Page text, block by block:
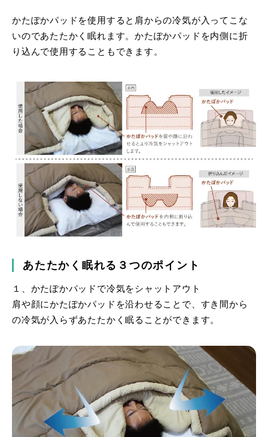
かたぽかパッドを使用すると肩からの冷気が入ってこな
いのであたたかく眠れます。かたぽかパッドを内側に折
り込んで使用することもできます。
あたたかく眠れる３つのポイント
１、かたぽかパッドで冷気をシャットアウト
肩や顔にかたぽかパッドを沿わせることで、すき間から
の冷気が入らずあたたかく眠ることができます。